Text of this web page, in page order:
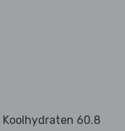
Koolhydraten 60.8